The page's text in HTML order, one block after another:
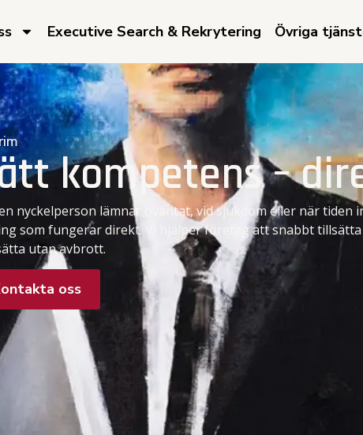
Executive Search & Rekrytering​ Övriga
kompetens –
nyckelperson lämnar oväntat, vid sjukdom eller när
som fungerar direkt. Vi hjälper företag att snabbt
utan avbrott.
oss